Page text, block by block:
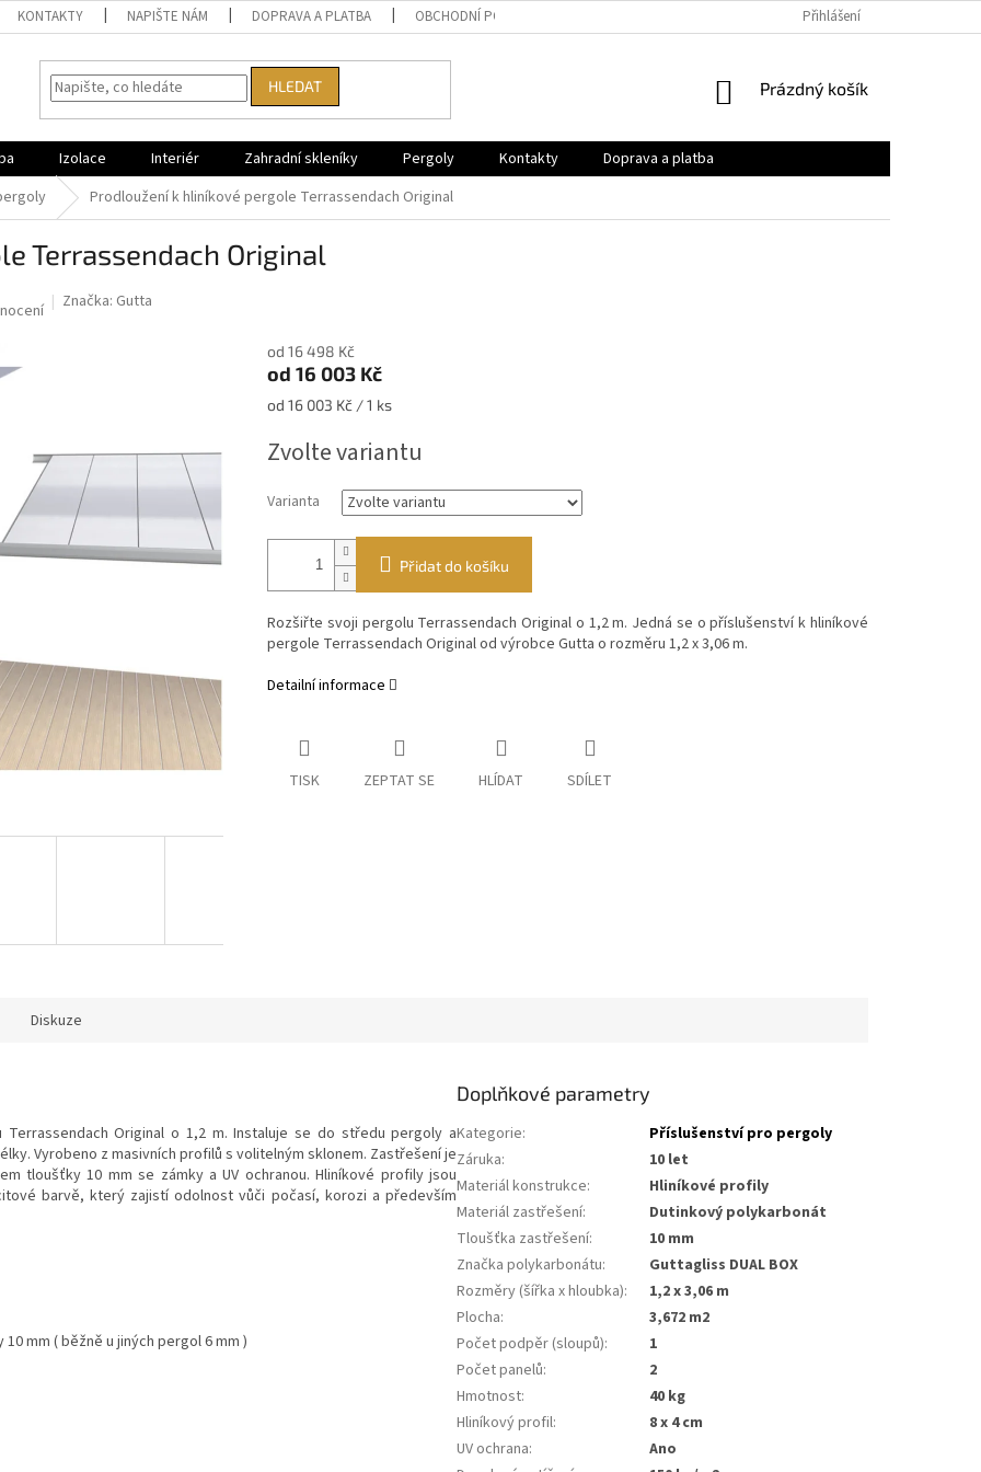
KONTAKTY NAPIŠTE NÁM DOPRAVA A PLATBA OBCHODNÍ PODMÍNKY VRÁCENÍ ZBOŽÍ A
Přihlášení
HLEDAT
NÁKUPNÍ
Prázdný košík
Izolace Interiér Zahradní skleníky Pergoly Kontakty
Doprava a platba
Prodloužení k hliníkové pergole Terrassendach Original
Terrassendach Original
Značka: Gutta
od 16 498 Kč
od 16 003 Kč
Měrná
od 16 003 Kč / 1 ks
Zvolte variantu
Varianta
Přidat do košíku
Rozšiřte svoji pergolu Terrassendach Original o 1,2 m. Jedná se o příslušenství k hliníkové
pergole Terrassendach Original od výrobce Gutta o rozměru 1,2 x 3,06 m.
Detailní informace
TISK ZEPTAT SE HLÍDAT SDÍLET
Diskuze
Original o 1,2 m. Instaluje se do středu pergoly a
Vyrobeno z masivních profilů s volitelným sklonem. Zastřešení je
tloušťky 10 mm se zámky a UV ochranou. Hliníkové profily jsou
barvě, který zajistí odolnost vůči počasí, korozi a především
mm ( běžně u jiných pergol 6 mm )
Doplňkové parametry
Kategorie:
Příslušenství pro pergoly
Záruka:
10 let
Materiál konstrukce:
hliníkové profily
Materiál zastřešení:
dutinkový polykarbonát
Tloušťka zastřešení:
10 mm
Značka polykarbonátu:
Guttagliss DUAL BOX
Rozměry (šířka x hloubka):
1,2 x 3,06 m
Plocha:
3,672 m2
Počet podpěr (sloupů):
1
Počet panelů:
2
Hmotnost:
40 kg
Hliníkový profil:
8 x 4 cm
UV ochrana:
ano